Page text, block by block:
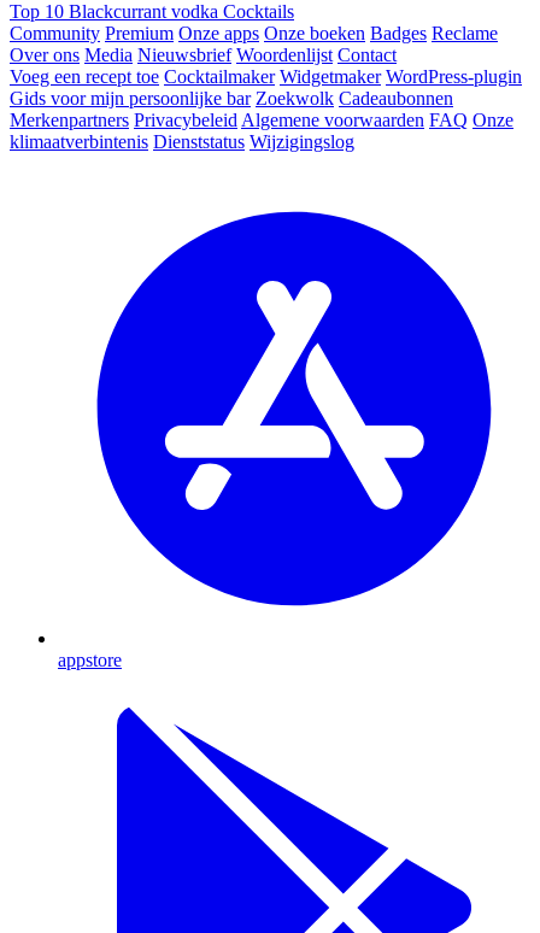
Top 10 Blackcurrant vodka Cocktails
Community Premium Onze apps Onze boeken Badges Reclame
Over ons Media Nieuwsbrief Woordenlijst Contact
Voeg een recept toe Cocktailmaker Widgetmaker WordPress-plugin
Gids voor mijn persoonlijke bar Zoekwolk Cadeaubonnen
Merkenpartners Privacybeleid Algemene voorwaarden FAQ Onze
klimaatverbintenis Dienststatus Wijzigingslog
appstore